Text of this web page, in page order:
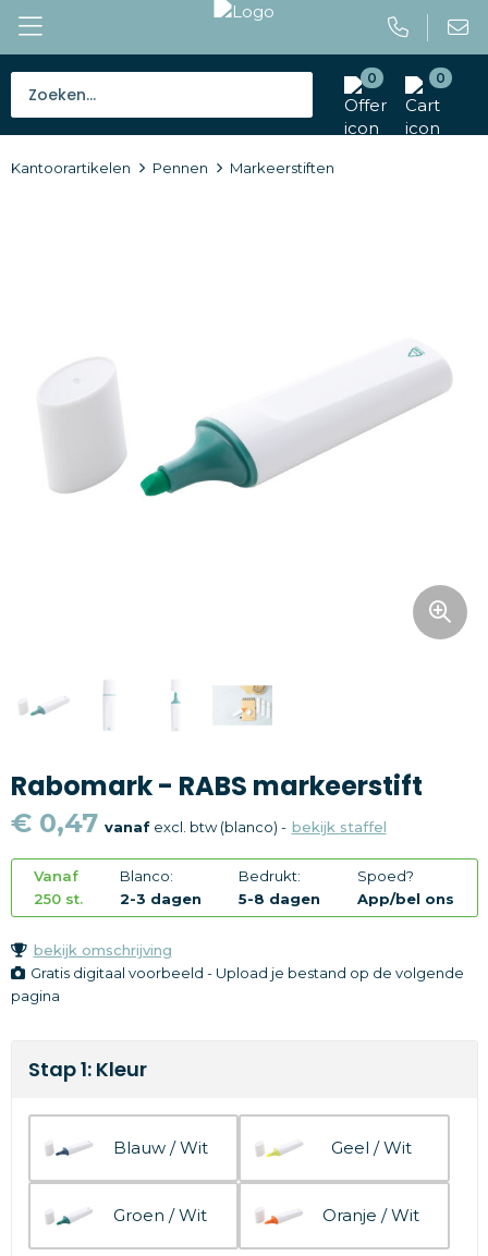
0 0
Tassen
Paraplu's
Outdoor en vrije tijd
Gereedschap en veiligheid
Kantoorartikelen
Textiel
Thema
Merken
Kantoorartikelen Pennen Markeerstiften
Rabomark - RABS markeerstift
€ 0,47 vanafexcl. btw (blanco) - bekijk staffel
Vanaf
250 st.
Blanco:
2-3 dagen
Bedrukt:
5-8 dagen
Spoed?
App/bel ons
bekijk omschrijving
Gratis digitaal voorbeeld - Upload je bestand op de volgende
pagina
Stap 1: Kleur
Blauw / Wit Geel / Wit
Groen / Wit Oranje / Wit